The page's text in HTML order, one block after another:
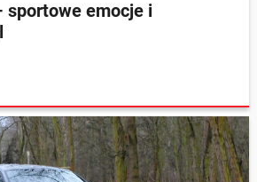
sportowe emocje i